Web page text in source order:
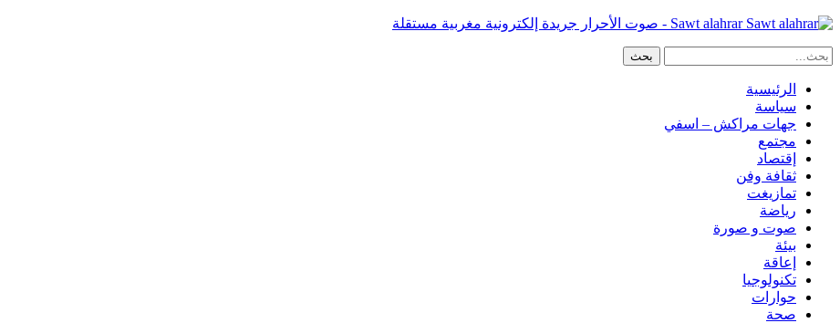
Sawt alahrar - صوت الأحرار جريدة إلكترونية مغربية مستقلة
الرئيسية
سياسة
جهات مراكش – اسفي
مجتمع
إقتصاد
ثقافة وفن
تمازيغت
رياضة
صوت و صورة
بيئة
إعاقة
تكنولوجيا
حوارات
صحة